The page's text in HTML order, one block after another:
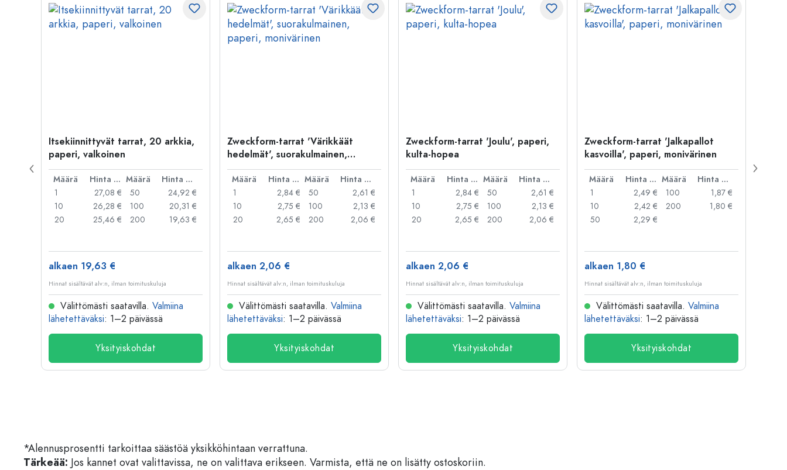
Itsekiinnittyvät tarrat, 20 arkkia,
paperi, valkoinen
Määrä Hinta per kpl Määrä
Hinta per kpl
1
27,08 €
10
26,28 €
20
25,46 €
50
24,92 €
100
20,31 €
200
19,63 €
alkaen 19,63 €
Hinnat sisältävät alv:n, ilman toimituskuluja
Välittömästi saatavilla. Valmiina
lähetettäväksi: 1–2 päivässä
Yksityiskohdat
Zweckform-tarrat 'Värikkäät
hedelmät', suorakulmainen,
paperi, monivärinen
Määrä Hinta per kpl Määrä
Hinta per kpl
1
2,84 €
10
2,75 €
20
2,65 €
50
2,61 €
100
2,13 €
200
2,06 €
alkaen 2,06 €
Hinnat sisältävät alv:n, ilman toimituskuluja
Välittömästi saatavilla. Valmiina
lähetettäväksi: 1–2 päivässä
Yksityiskohdat
Zweckform-tarrat 'Joulu', paperi,
kulta-hopea
Määrä Hinta per kpl Määrä
Hinta per kpl
1
2,84 €
10
2,75 €
20
2,65 €
50
2,61 €
100
2,13 €
200
2,06 €
alkaen 2,06 €
Hinnat sisältävät alv:n, ilman toimituskuluja
Välittömästi saatavilla. Valmiina
lähetettäväksi: 1–2 päivässä
Yksityiskohdat
Zweckform-tarrat 'Jalkapallot
kasvoilla', paperi, monivärinen
Määrä Hinta per kpl Määrä
Hinta per kpl
1
2,49 €
10
2,42 €
50
2,29 €
100
1,87 €
200
1,80 €
alkaen 1,80 €
Hinnat sisältävät alv:n, ilman toimituskuluja
Välittömästi saatavilla. Valmiina
lähetettäväksi: 1–2 päivässä
Yksityiskohdat
*Alennusprosentti tarkoittaa säästöä yksikköhintaan verrattuna.
Tärkeää: Jos kannet ovat valittavissa, ne on valittava erikseen. Varmista, että ne on lisätty ostoskoriin.